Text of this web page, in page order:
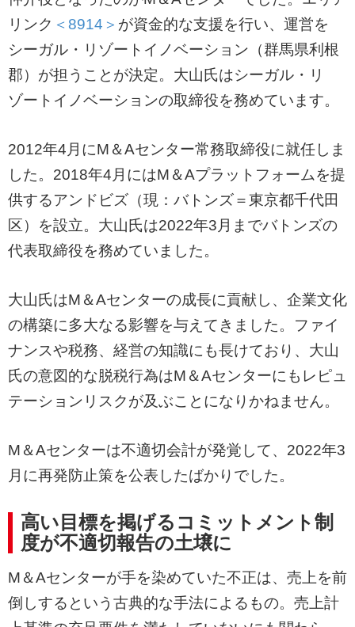
リンク ＜8914＞ が資金的な支援を行い、運営を
シーガル・リゾートイノベーション（群馬県利根
郡）が担うことが決定。大山氏はシーガル・リ
ゾートイノベーションの取締役を務めています。
2012年4月にM＆Aセンター常務取締役に就任しま
した。2018年4月にはM＆Aプラットフォームを提
供するアンドビズ（現：バトンズ＝東京都千代田
区）を設立。大山氏は2022年3月までバトンズの
代表取締役を務めていました。
大山氏はM＆Aセンターの成長に貢献し、企業文化
の構築に多大なる影響を与えてきました。ファイ
ナンスや税務、経営の知識にも長けており、大山
氏の意図的な脱税行為はM＆Aセンターにもレピュ
テーションリスクが及ぶことになりかねません。
M＆Aセンターは不適切会計が発覚して、2022年3
月に再発防止策を公表したばかりでした。
高い目標を掲げるコミットメント制
度が不適切報告の土壌に
M＆Aセンターが手を染めていた不正は、売上を前
倒しするという古典的な手法によるもの。売上計